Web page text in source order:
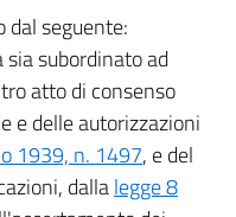
dal seguente:
subordinato ad
atto di consenso
e delle autorizzazioni
1939, n. 1497, e del
dallalegge 8